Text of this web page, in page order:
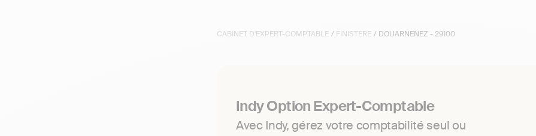
CABINET D'EXPERT-COMPTABLE / FINISTERE / DOUARNENEZ - 29100
Indy Option Expert-Comptable
Avec Indy, gérez votre comptabilité seul ou